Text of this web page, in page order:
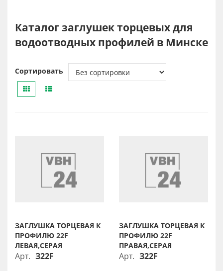
Каталог заглушек торцевых для
водоотводных профилей в Минске
Сортировать
ЗАГЛУШКА ТОРЦЕВАЯ К
ПРОФИЛЮ 22F
ЛЕВАЯ,СЕРАЯ
Арт. З22F
ЗАГЛУШКА ТОРЦЕВАЯ К
ПРОФИЛЮ 22F
ПРАВАЯ,СЕРАЯ
Арт. З22F